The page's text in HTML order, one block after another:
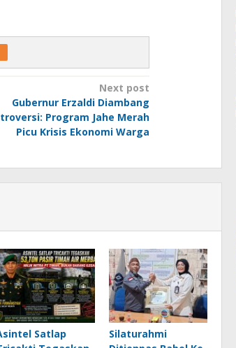
Next post
Gubernur Erzaldi Diambang
Program Jahe Merah
Picu Krisis Ekonomi Warga
Satlap
Silaturahmi